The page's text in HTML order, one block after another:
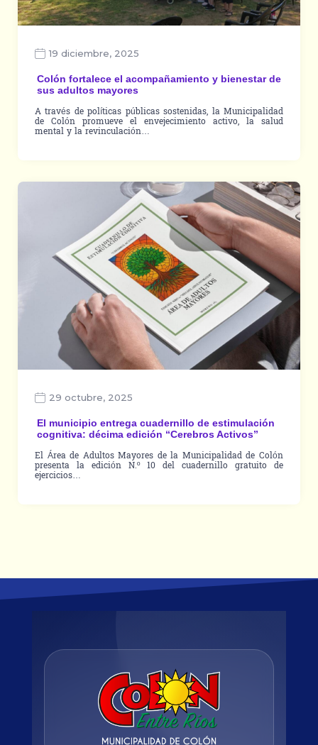
19 diciembre, 2025
Colón fortalece el acompañamiento y bienestar de
sus adultos mayores
A través de políticas públicas sostenidas, la Municipalidad
de Colón promueve el envejecimiento activo, la salud
mental y la revinculación…
29 octubre, 2025
El municipio entrega cuadernillo de estimulación
cognitiva: décima edición “Cerebros Activos”
El Área de Adultos Mayores de la Municipalidad de Colón
presenta la edición N.º 10 del cuadernillo gratuito de
ejercicios…